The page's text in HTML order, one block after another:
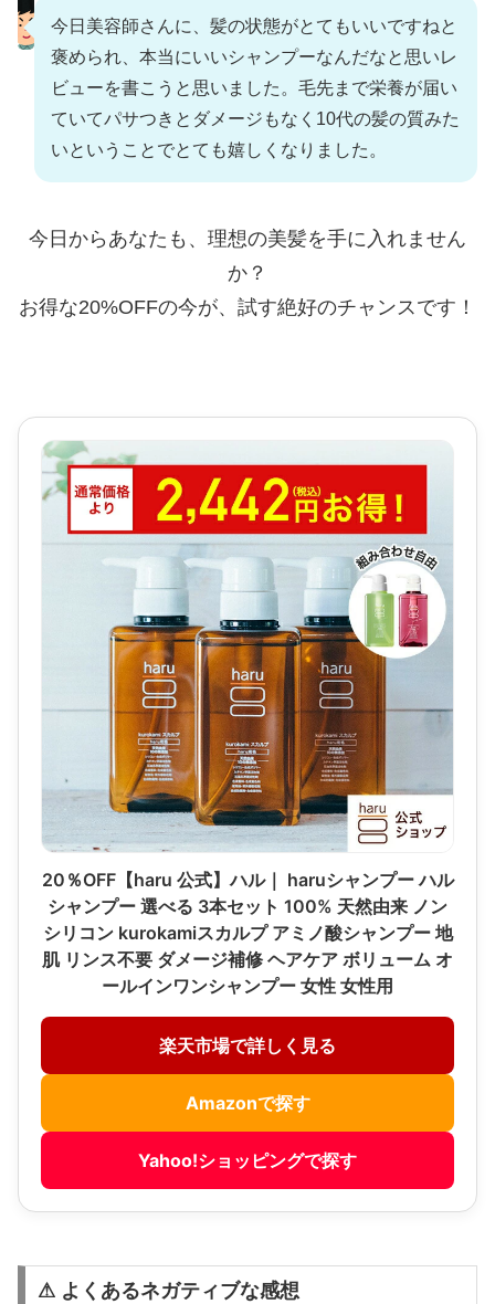
今日美容師さんに、髪の状態がとてもいいですねと
褒められ、本当にいいシャンプーなんだなと思いレ
ビューを書こうと思いました。毛先まで栄養が届い
ていてパサつきとダメージもなく10代の髪の質みた
いということでとても嬉しくなりました。
今日からあなたも、理想の美髪を手に入れません
か？
お得な20%OFFの今が、試す絶好のチャンスです！
20％OFF【haru 公式】ハル｜ haruシャンプー ハル
シャンプー 選べる 3本セット 100% 天然由来 ノン
シリコン kurokamiスカルプ アミノ酸シャンプー 地
肌 リンス不要 ダメージ補修 ヘアケア ボリューム オ
ールインワンシャンプー 女性 女性用
楽天市場で詳しく見る
Amazonで探す
Yahoo!ショッピングで探す
⚠ よくあるネガティブな感想